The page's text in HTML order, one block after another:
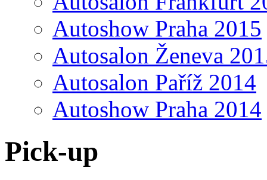
Autoshow Praha 2015
Autosalon Ženeva
Autosalon Paříž 2014
Autoshow Praha 2014
Pick-up